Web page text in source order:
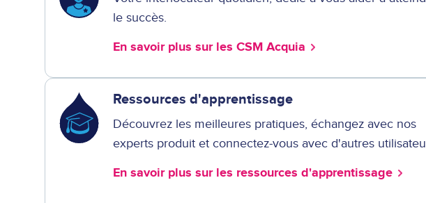
le succès.
En savoir plus sur les CSM Acquia
Ressources d'apprentissage
Découvrez les meilleures pratiques, échangez avec nos
experts produit et connectez-vous avec d'autres
En savoir plus sur les ressources d'apprentissage